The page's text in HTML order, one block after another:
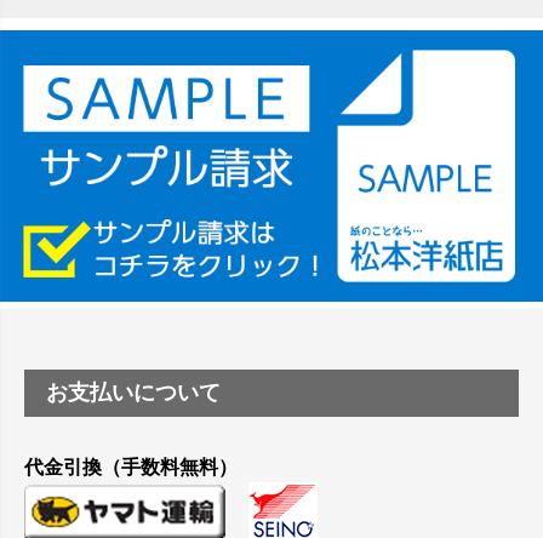
塩ビのロール紙で離型紙が透明の商品はありますか
つや消し半透明ラベルのロールタイプはありますか？
縦420mm×横650mmの包装紙に適した紙はありますか？
お支払いについて
代金引換（手数料無料）